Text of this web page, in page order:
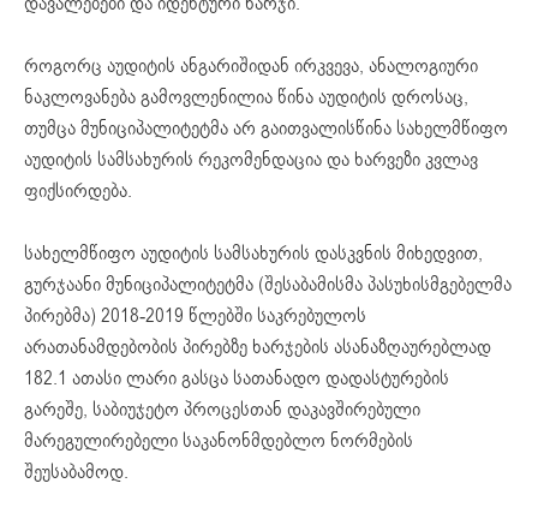
როგორც აუდიტის ანგარიშიდან ირკვევა, ანალოგიური
ნაკლოვანება გამოვლენილია წინა აუდიტის დროსაც,
თუმცა მუნიციპალიტეტმა არ გაითვალისწინა სახელმწიფო
აუდიტის სამსახურის რეკომენდაცია და ხარვეზი კვლავ
ფიქსირდება.
სახელმწიფო აუდიტის სამსახურის დასკვნის მიხედვით,
გურჯაანი მუნიციპალიტეტმა (შესაბამისმა პასუხისმგებელმა
პირებმა) 2018-2019 წლებში საკრებულოს
არათანამდებობის პირებზე ხარჯების ასანაზღაურებლად
182.1 ათასი ლარი გასცა სათანადო დადასტურების
გარეშე, საბიუჯეტო პროცესთან დაკავშირებული
მარეგულირებელი საკანონმდებლო ნორმების
შეუსაბამოდ.